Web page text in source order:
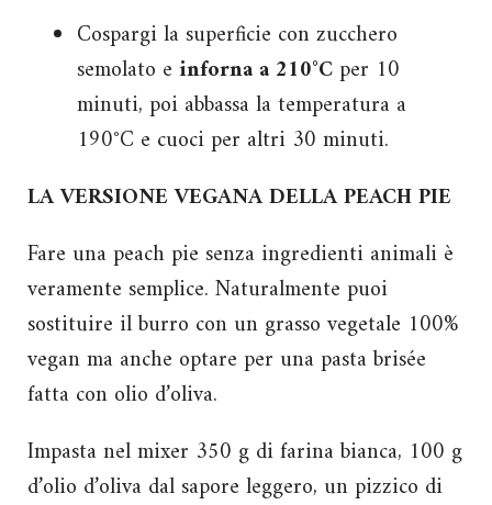
Cospargi la superficie con zucchero
semolato e inforna a 210°Cper 10
minuti, poi abbassa la temperatura a
190°C e cuoci per altri 30 minuti.
LA VERSIONE VEGANA DELLA PEACH PIE
Fare una peach pie senza ingredienti animali è
veramente semplice. Naturalmente puoi
sostituire il burro con un grasso vegetale 100%
vegan ma anche optare per una pasta brisée
fatta con olio d’oliva.
Impasta nel mixer 350 g di farina bianca, 100 g
d’olio d’oliva dal sapore leggero, un pizzico di